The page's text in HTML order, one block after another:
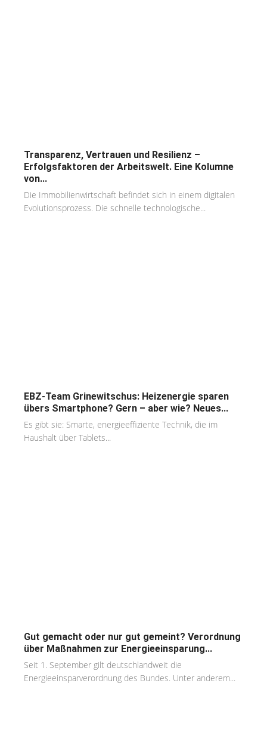
Transparenz, Vertrauen und Resilienz –
Erfolgsfaktoren der Arbeitswelt. Eine Kolumne
von...
Die Immobilienwirtschaft befindet sich in einem digitalen
Evolutionsprozess. Die schnelle technologische...
EBZ-Team Grinewitschus: Heizenergie sparen
übers Smartphone? Gern – aber wie? Neues...
Es gibt sie: Smarte, energieeffiziente Technik, die im
Haushalt über Tablets...
Gut gemacht oder nur gut gemeint? Verordnung
über Maßnahmen zur Energieeinsparung...
Seit 1. September gilt deutschlandweit die
Energieeinsparverordnung des Bundes. Unter anderem...